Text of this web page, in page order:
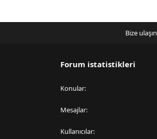
Bize ulaşın
Forum istatistikleri
Konular
Mesajlar
Kullanıcılar